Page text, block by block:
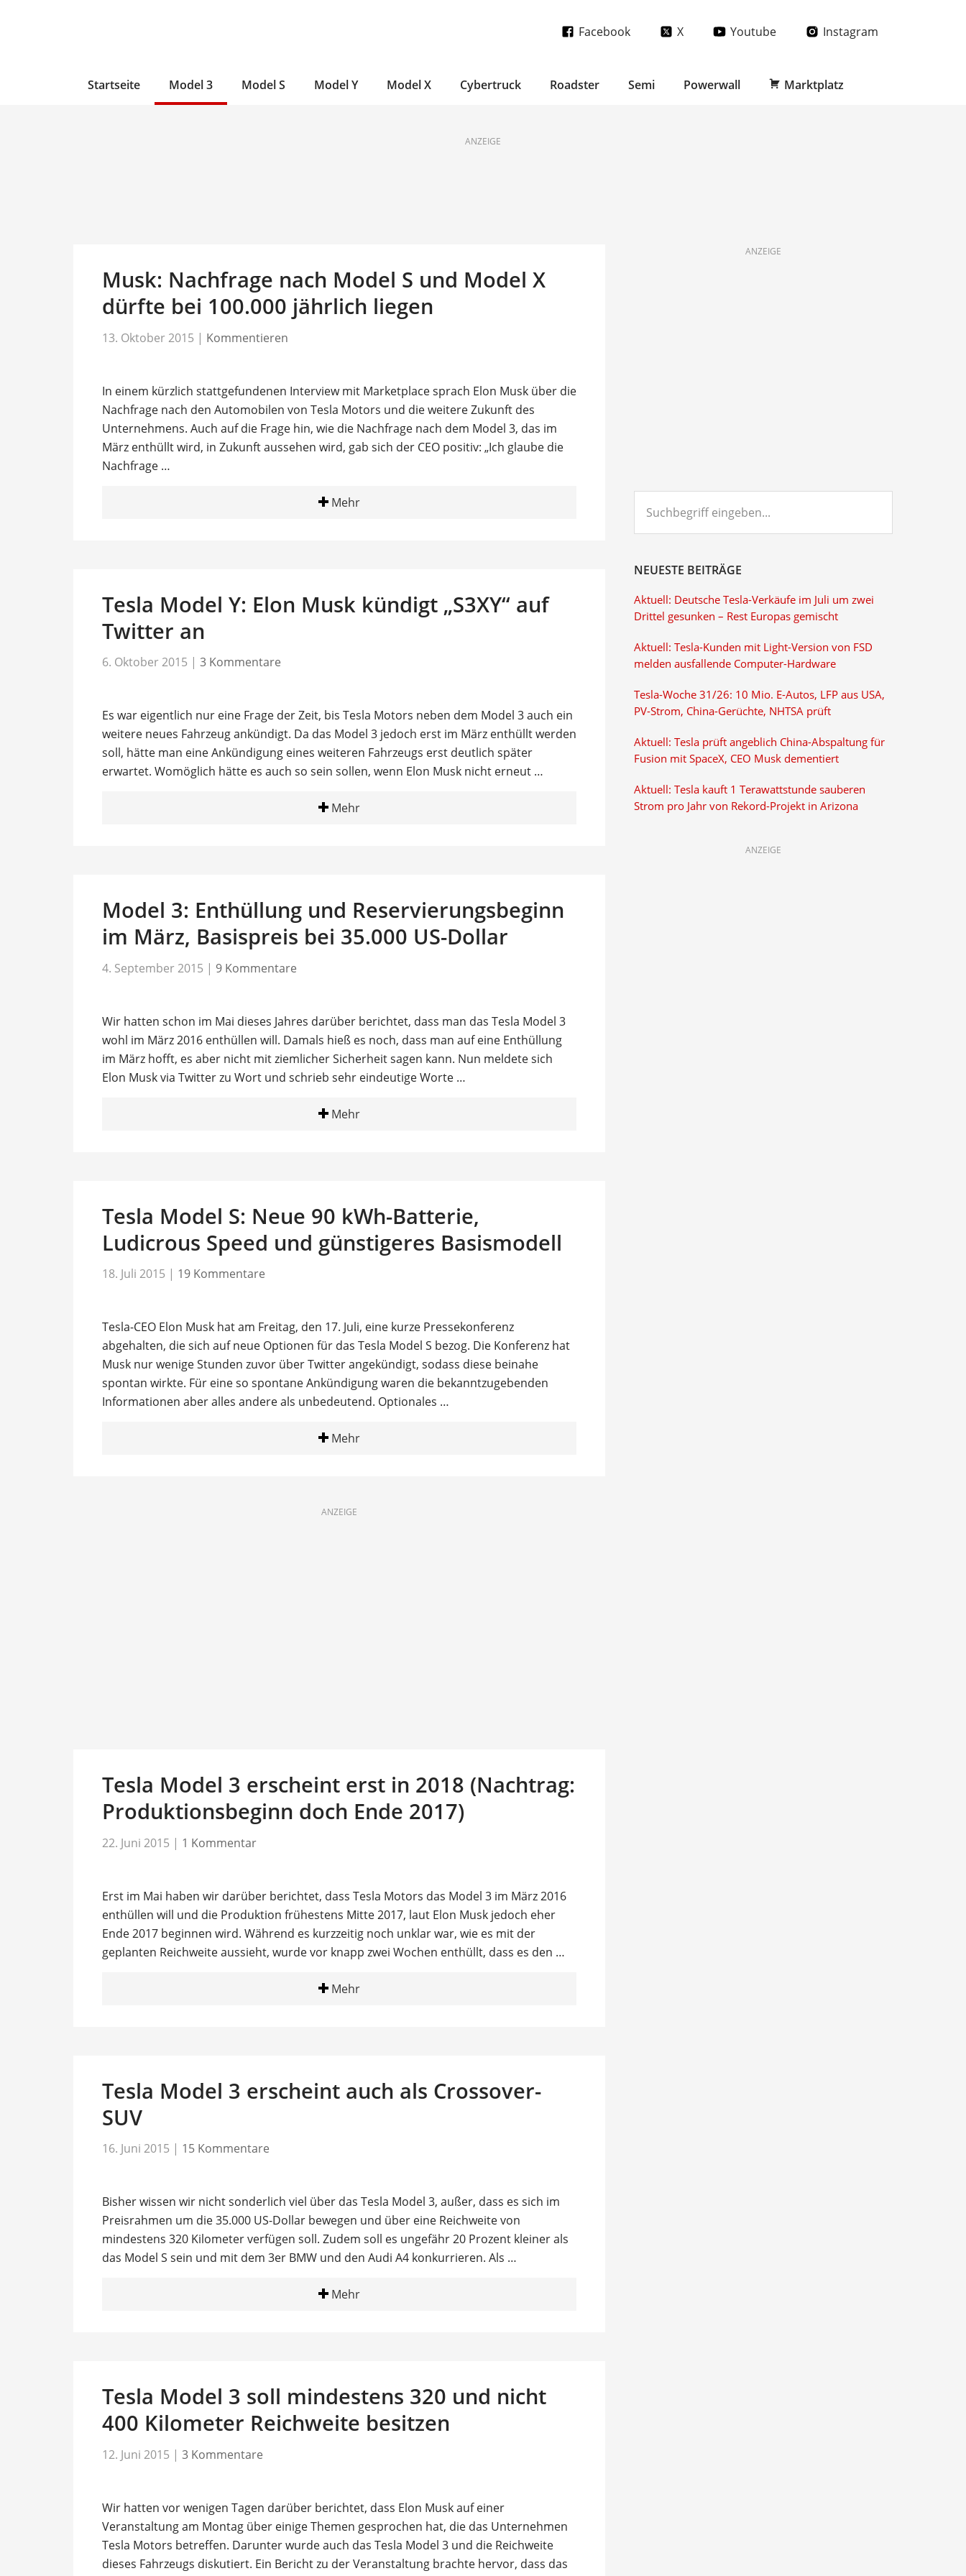
Facebook X Youtube Instagram
Startseite Model 3 Model S Model Y Model X Cybertruck Roadster Semi Powerwall Marktplatz
ANZEIGE
Musk: Nachfrage nach Model S und Model X
dürfte bei 100.000 jährlich liegen
13. Oktober 2015 | Kommentieren
In einem kürzlich stattgefundenen Interview mit Marketplace sprach Elon Musk über die
Nachfrage nach den Automobilen von Tesla Motors und die weitere Zukunft des
Unternehmens. Auch auf die Frage hin, wie die Nachfrage nach dem Model 3, das im
März enthüllt wird, in Zukunft aussehen wird, gab sich der CEO positiv: „Ich glaube die
Nachfrage …
Mehr
Tesla Model Y: Elon Musk kündigt „S3XY“ auf
Twitter an
6. Oktober 2015 | 3 Kommentare
Es war eigentlich nur eine Frage der Zeit, bis Tesla Motors neben dem Model 3 auch ein
weitere neues Fahrzeug ankündigt. Da das Model 3 jedoch erst im März enthüllt werden
soll, hätte man eine Ankündigung eines weiteren Fahrzeugs erst deutlich später
erwartet. Womöglich hätte es auch so sein sollen, wenn Elon Musk nicht erneut …
Mehr
Model 3: Enthüllung und Reservierungsbeginn
im März, Basispreis bei 35.000 US-Dollar
4. September 2015 | 9 Kommentare
Wir hatten schon im Mai dieses Jahres darüber berichtet, dass man das Tesla Model 3
wohl im März 2016 enthüllen will. Damals hieß es noch, dass man auf eine Enthüllung
im März hofft, es aber nicht mit ziemlicher Sicherheit sagen kann. Nun meldete sich
Elon Musk via Twitter zu Wort und schrieb sehr eindeutige Worte …
Mehr
Tesla Model S: Neue 90 kWh-Batterie,
Ludicrous Speed und günstigeres Basismodell
18. Juli 2015 | 19 Kommentare
Tesla-CEO Elon Musk hat am Freitag, den 17. Juli, eine kurze Pressekonferenz
abgehalten, die sich auf neue Optionen für das Tesla Model S bezog. Die Konferenz hat
Musk nur wenige Stunden zuvor über Twitter angekündigt, sodass diese beinahe
spontan wirkte. Für eine so spontane Ankündigung waren die bekanntzugebenden
Informationen aber alles andere als unbedeutend. Optionales …
Mehr
ANZEIGE
Tesla Model 3 erscheint erst in 2018 (Nachtrag:
Produktionsbeginn doch Ende 2017)
22. Juni 2015 | 1 Kommentar
Erst im Mai haben wir darüber berichtet, dass Tesla Motors das Model 3 im März 2016
enthüllen will und die Produktion frühestens Mitte 2017, laut Elon Musk jedoch eher
Ende 2017 beginnen wird. Während es kurzzeitig noch unklar war, wie es mit der
geplanten Reichweite aussieht, wurde vor knapp zwei Wochen enthüllt, dass es den …
Mehr
Tesla Model 3 erscheint auch als Crossover-
SUV
16. Juni 2015 | 15 Kommentare
Bisher wissen wir nicht sonderlich viel über das Tesla Model 3, außer, dass es sich im
Preisrahmen um die 35.000 US-Dollar bewegen und über eine Reichweite von
mindestens 320 Kilometer verfügen soll. Zudem soll es ungefähr 20 Prozent kleiner als
das Model S sein und mit dem 3er BMW und den Audi A4 konkurrieren. Als …
Mehr
Tesla Model 3 soll mindestens 320 und nicht
400 Kilometer Reichweite besitzen
12. Juni 2015 | 3 Kommentare
Wir hatten vor wenigen Tagen darüber berichtet, dass Elon Musk auf einer
Veranstaltung am Montag über einige Themen gesprochen hat, die das Unternehmen
Tesla Motors betreffen. Darunter wurde auch das Tesla Model 3 und die Reichweite
dieses Fahrzeugs diskutiert. Ein Bericht zu der Veranstaltung brachte hervor, dass das
ANZEIGE
eingeben...
NEUESTE BEITRÄGE
Aktuell: Deutsche Tesla-Verkäufe im Juli um zwei
Drittel gesunken – Rest Europas gemischt
Aktuell: Tesla-Kunden mit Light-Version von FSD
melden ausfallende Computer-Hardware
Tesla-Woche 31/26: 10 Mio. E-Autos, LFP aus USA,
PV-Strom, China-Gerüchte, NHTSA prüft
Aktuell: Tesla prüft angeblich China-Abspaltung für
Fusion mit SpaceX, CEO Musk dementiert
Aktuell: Tesla kauft 1 Terawattstunde sauberen
Strom pro Jahr von Rekord-Projekt in Arizona
ANZEIGE